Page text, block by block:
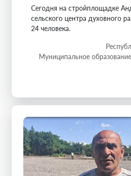
Сегодня на стройплощадке
сельского центра духовного
24 человека.
Муниципальное